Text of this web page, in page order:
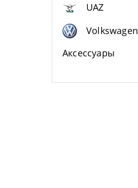
UAZ
Volkswagen
Аксессуары